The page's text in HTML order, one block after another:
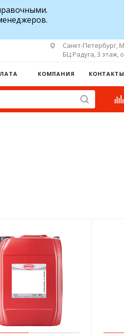
Санкт-Петербург,
БЦ Радуга, 3 этаж,
КОМПАНИЯ КОНТАКТЫ